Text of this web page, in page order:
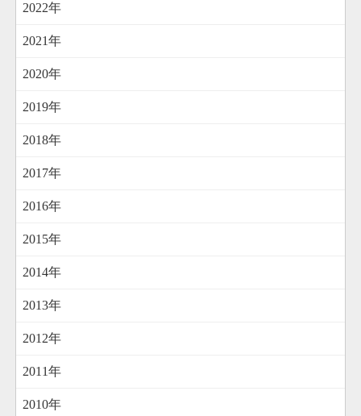
2022年
2021年
2020年
2019年
2018年
2017年
2016年
2015年
2014年
2013年
2012年
2011年
2010年